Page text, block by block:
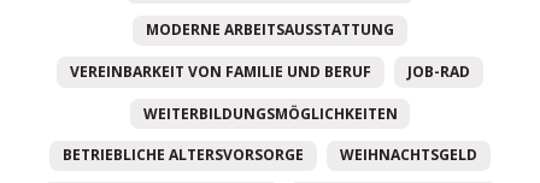
MODERNE ARBEITSAUSSTATTUNG
VEREINBARKEIT VON FAMILIE UND BERUF JOB-RAD
WEITERBILDUNGSMÖGLICHKEITEN
BETRIEBLICHE ALTERSVORSORGE WEIHNACHTSGELD